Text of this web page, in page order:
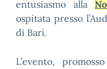
entusiasmo alla
ospitata presso
di Bari.
L’evento,